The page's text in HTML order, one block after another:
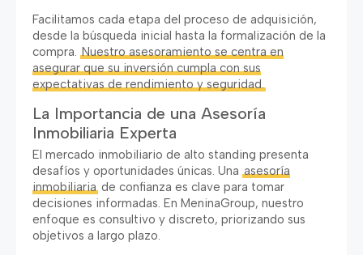
Facilitamos cada etapa del proceso de adquisición,
desde la búsqueda inicial hasta la formalización de la
compra. Nuestro asesoramiento se centra en
asegurar que su inversión cumpla con sus
expectativas de rendimiento y seguridad.
La Importancia de una Asesoría
Inmobiliaria Experta
El mercado inmobiliario de alto standing presenta
desafíos y oportunidades únicas. Una asesoría
inmobiliariade confianza es clave para tomar
decisiones informadas. En MeninaGroup, nuestro
enfoque es consultivo y discreto, priorizando sus
objetivos a largo plazo.